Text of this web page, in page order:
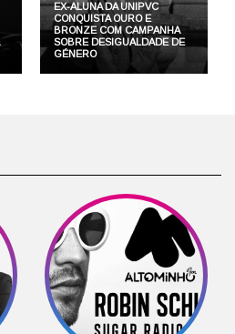
EX-ALUNA DA UNIPVC
CONQUISTA OURO E
BRONZE COM CAMPANHA
SOBRE DESIGUALDADE DE
GÉNERO